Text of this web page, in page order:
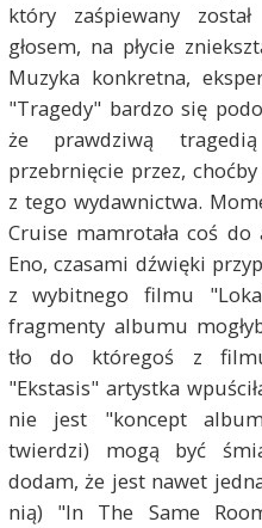
który zaśpiewany
głosem, na płycie
Muzyka konkretna,
"Tragedy" bardzo się
że prawdziwą
przebrnięcie przez,
z tego wydawnictwa.
Cruise mamrotała coś
Eno, czasami dźwięki
z wybitnego filmu
fragmenty albumu
tło do któregoś z
"Ekstasis" artystka
nie jest "koncept
twierdzi) mogą być
dodam, że jest nawet
nią) "In The Same